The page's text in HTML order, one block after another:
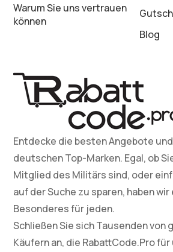
Warum Sie uns vertrauen
können
Blog
Entdecke die besten Angebote
deutschen Top-Marken. Egal, ob
Mitglied des Militärs sind, oder
auf der Suche zu sparen, haben wir
Besonderes für jeden.
Schließen Sie sich Tausenden von
Käufern an, die RabattCode.Pro